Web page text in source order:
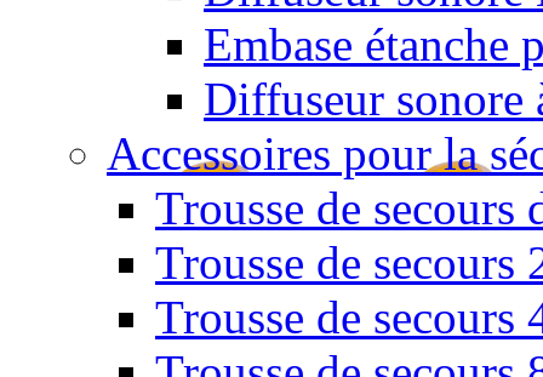
Embase étanche
Diffuseur sonore
Accessoires pour la
Trousse de secours
Trousse de secours
Trousse de secours